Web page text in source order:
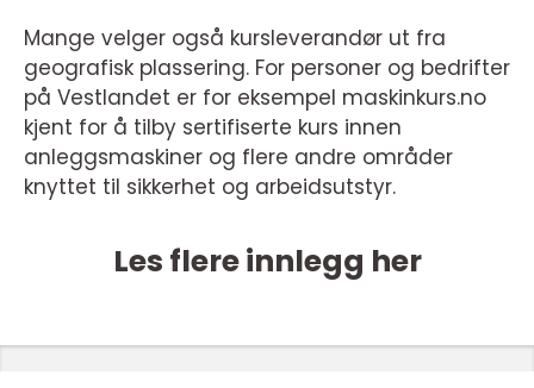
Mange velger også kursleverandør ut fra
geografisk plassering. For personer og bedrifter
på Vestlandet er for eksempel maskinkurs.no
kjent for å tilby sertifiserte kurs innen
anleggsmaskiner og flere andre områder
knyttet til sikkerhet og arbeidsutstyr.
Les flere innlegg her